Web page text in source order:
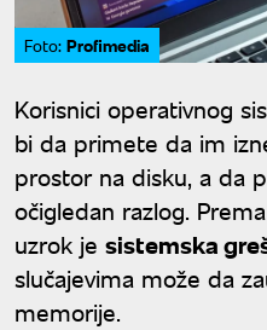
Foto: Profimedia
Korisnici operativnog
bi da primete da im
prostor na disku, a da
očigledan razlog.
uzrok je sistemska
slučajevima može da
memorije.